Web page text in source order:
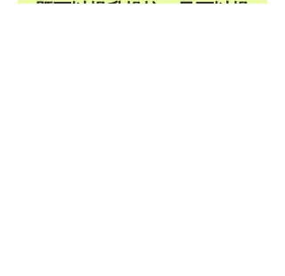
既可以提升操控，又可以提